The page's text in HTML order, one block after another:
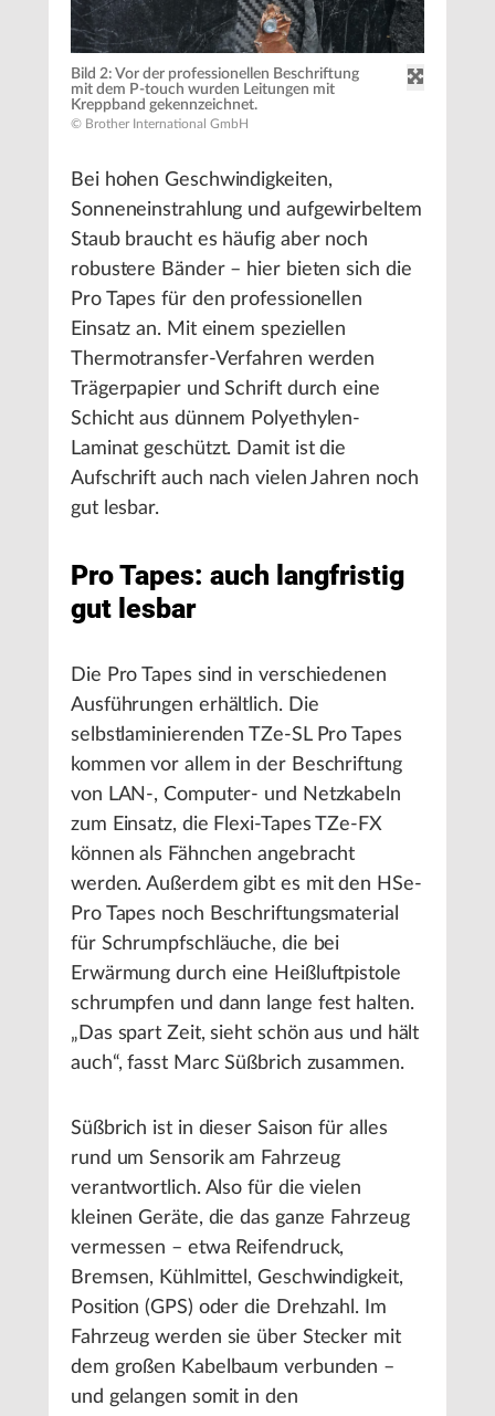
Bild 2: Vor der professionellen Beschriftung
mit dem P-touch wurden Leitungen mit
Kreppband gekennzeichnet.
© Brother International GmbH
Bei hohen Geschwindigkeiten,
Sonneneinstrahlung und aufgewirbeltem
Staub braucht es häufig aber noch
robustere Bänder – hier bieten sich die
Pro Tapes für den professionellen
Einsatz an. Mit einem speziellen
Thermotransfer-Verfahren werden
Trägerpapier und Schrift durch eine
Schicht aus dünnem Polyethylen-
Laminat geschützt. Damit ist die
Aufschrift auch nach vielen Jahren noch
gut lesbar.
Pro Tapes: auch langfristig
gut lesbar
Die Pro Tapes sind in verschiedenen
Ausführungen erhältlich. Die
selbstlaminierenden TZe-SL Pro Tapes
kommen vor allem in der Beschriftung
von LAN-, Computer- und Netzkabeln
zum Einsatz, die Flexi-Tapes TZe-FX
können als Fähnchen angebracht
werden. Außerdem gibt es mit den HSe-
Pro Tapes noch Beschriftungsmaterial
für Schrumpfschläuche, die bei
Erwärmung durch eine Heißluftpistole
schrumpfen und dann lange fest halten.
„Das spart Zeit, sieht schön aus und hält
auch“, fasst Marc Süßbrich zusammen.
Süßbrich ist in dieser Saison für alles
rund um Sensorik am Fahrzeug
verantwortlich. Also für die vielen
kleinen Geräte, die das ganze Fahrzeug
vermessen – etwa Reifendruck,
Bremsen, Kühlmittel, Geschwindigkeit,
Position (GPS) oder die Drehzahl. Im
Fahrzeug werden sie über Stecker mit
dem großen Kabelbaum verbunden –
und gelangen somit in den